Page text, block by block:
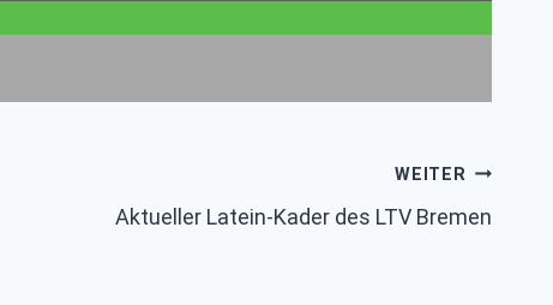
WEITER
Aktueller Latein-Kader des LTV Bremen